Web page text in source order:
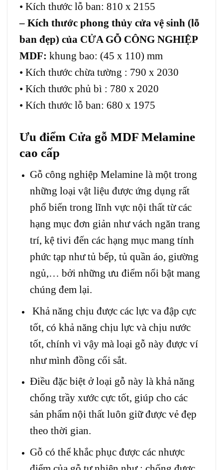
• Kích thước lỗ ban: 810 x 2155
– Kích thước phong thủy cửa vệ sinh (lỗ
ban đẹp) của CỬA GỖ CÔNG NGHIỆP
MDF: khung bao: (45 x 110) mm
• Kích thước chừa tường : 790 x 2030
• Kích thước phủ bì : 780 x 2020
• Kích thước lỗ ban: 680 x 1975
Ưu điểm Cửa gỗ MDF Melamine
cao cấp
Gỗ công nghiệp Melamine là một trong
những loại vật liệu được ứng dụng rất
phổ biến trong lĩnh vực nội thất từ các
hạng mục đơn giản như vách ngăn trang
trí, kệ tivi đến các hạng mục mang tính
phức tạp như tủ bếp, tủ quần áo, giường
ngủ,… bởi những ưu điểm nổi bật mang
chúng đem lại.
Khả năng chịu được các lực va đập cực
tốt, có khả năng chịu lực và chịu nước
tốt, chính vì vậy mà loại gỗ này được ví
như mình đồng cối sắt.
Điều đặc biệt ở loại gỗ này là khả năng
chống trầy xước cực tốt, giúp cho các
sản phẩm nội thất luôn giữ được vẻ đẹp
theo thời gian.
Gỗ có thể khắc phục được các nhược